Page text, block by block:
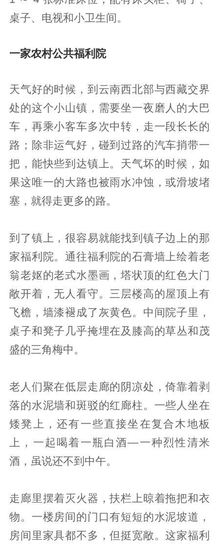
桌子、电视和小卫生间。
一家农村公共福利院
天气好的时候，到云南西北部与西藏交界
处的这个小山镇，需要坐一夜磨人的大巴
车，再乘小客车多次中转，走一段长长的
路；除非运气好，碰到过路的汽车捎带一
把，能快些到达镇上。天气坏的时候，如
果这唯一的大路也被雨水冲蚀，或滑坡堵
塞，就得走更多的路。
到了镇上，很容易就能找到镇子边上的那
家福利院。通往福利院的石膏墙上绘着老
翁老妪的老式水墨画，塔状顶的红色大门
敞开着，无人看守。三层楼高的屋顶上有
飞檐，墙漆褪成了灰黄色。中间院子里，
桌子和凳子几乎掩埋在及膝高的草丛和茂
盛的三角梅中。
老人们聚在低层走廊的阴凉处，倚靠着剥
落的水泥墙和斑驳的红廊柱。一些人坐在
矮凳上，还有一些直接坐在复合木地板
上，一起喝着一瓶白酒—一种烈性清米
酒，虽说还不到中午。
走廊里摆着灭火器，扶栏上晾着拖把和衣
物。一楼房间的门口有短短的水泥坡道，
房间里家具都不多，但挺宽敞。这家福利